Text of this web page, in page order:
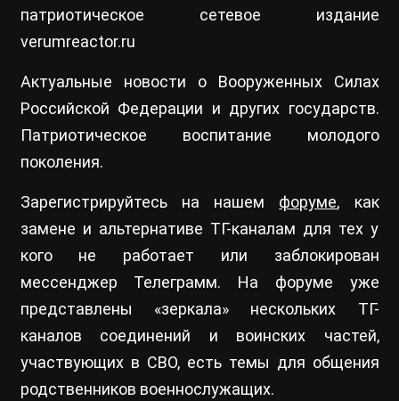
патриотическое сетевое издание
verumreactor.ru
Актуальные новости о Вооруженных Силах
Российской Федерации и других государств.
Патриотическое воспитание молодого
поколения.
Зарегистрируйтесь на нашем форуме, как
замене и альтернативе ТГ-каналам для тех у
кого не работает или заблокирован
мессенджер Телеграмм. На форуме уже
представлены «зеркала» нескольких ТГ-
каналов соединений и воинских частей,
участвующих в СВО, есть темы для общения
родственников военнослужащих.